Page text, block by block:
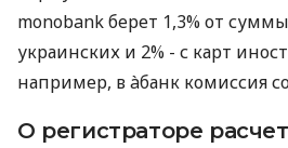
monobank берет 1,3% от
украинских и 2% - с карт
например, в àбанк комиссия
О регистраторе